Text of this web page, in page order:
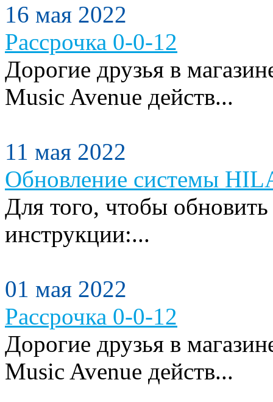
16 мая 2022
Рассрочка 0-0-12
Дорогие друзья в
Music Avenue действ...
11 мая 2022
Обновление системы
Для того, чтобы
инструкции:...
01 мая 2022
Рассрочка 0-0-12
Дорогие друзья в
Music Avenue действ...